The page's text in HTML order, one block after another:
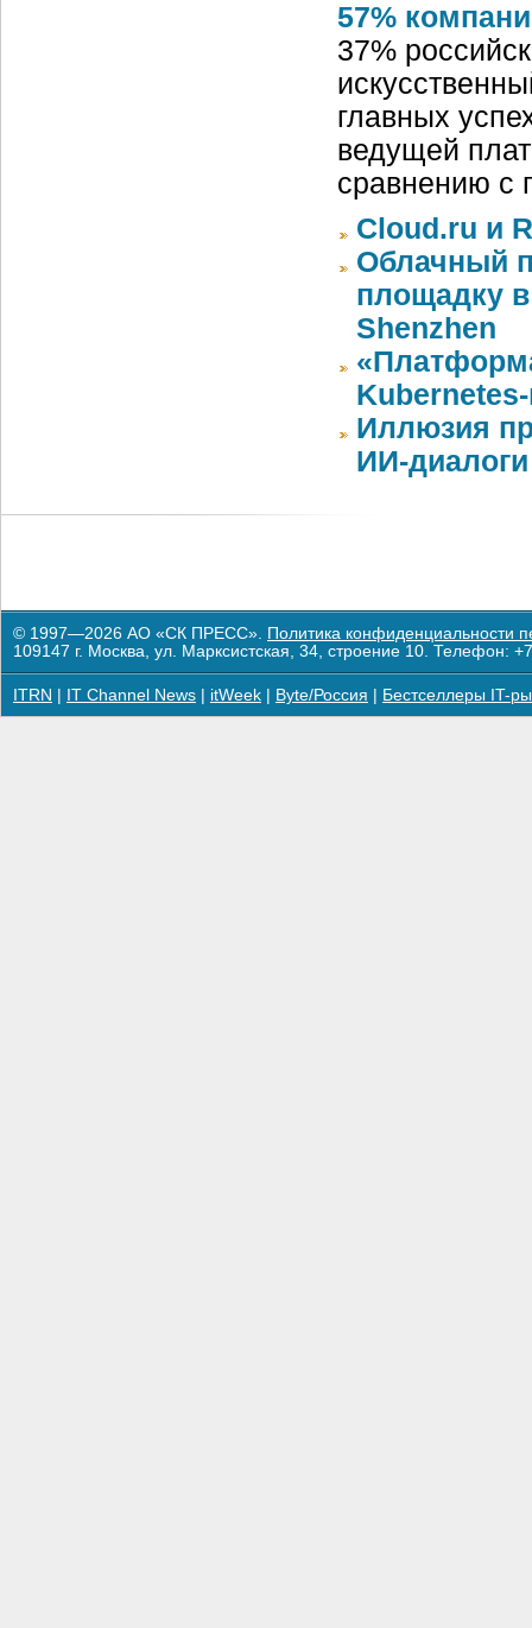
57%
37%
главных
ведущей
сравнению с
Cloud.ru и
Облачный
площадку в
Shenzhen
Иллюзия
ИИ-
© 1997—2026 АО «СК ПРЕСС». Политика конфиденциальности
109147 г. Москва, ул. Марксистская, 34, строение 10. Телефон:
ITRN IT Channel News itWeek Byte/Россия Бестселлеры IT-